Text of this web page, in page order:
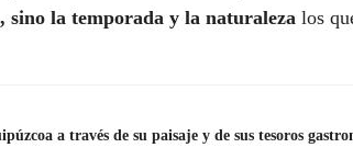
sino la temporada y la naturaleza los
a través de su paisaje y de sus tesoros